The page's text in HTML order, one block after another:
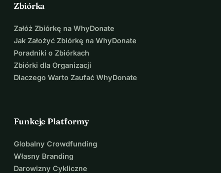
Zbiórka
Załóż Zbiórkę na WhyDonate
Jak Założyć Zbiórkę na WhyDonate
Poradniki o Zbiórkach
Zbiórki dla Organizacji
Dlaczego Warto Zaufać WhyDonate
Funkcje Platformy
Globalny Crowdfunding
Własny Branding
Darowizny Cykliczne